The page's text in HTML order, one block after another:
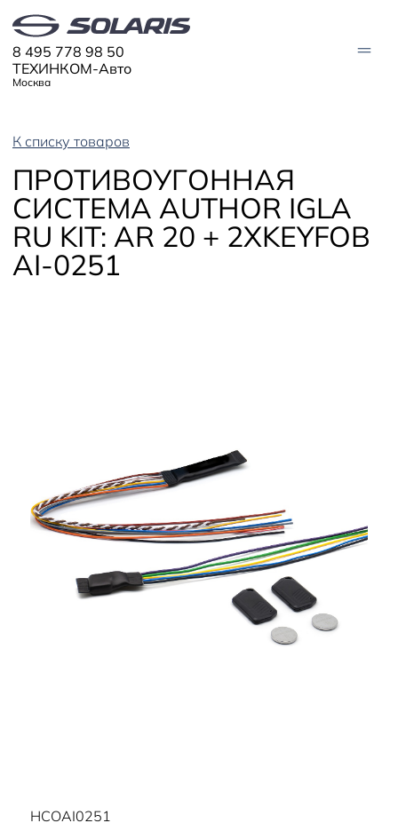
ТЕХИНКОМ-Авто
Москва
8 495 778 98 50
МОДЕЛИ
Solaris HC
Solaris KRX
Solaris KRS
ЦИФРОВОЙ АВТОМОБИЛЬ
К списку товаров
ПРОТИВОУГОННАЯ
СИСТЕМА AUTHOR IGLA
RU KIT: AR 20 + 2XKEYFOB
AI-0251
HCOAI0251